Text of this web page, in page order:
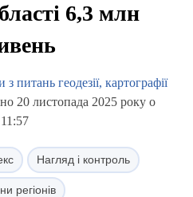
6,3 млн
питань геодезії, картографії
20 листопада 2025 року о
11:57
Нагляд і контроль
регіонів